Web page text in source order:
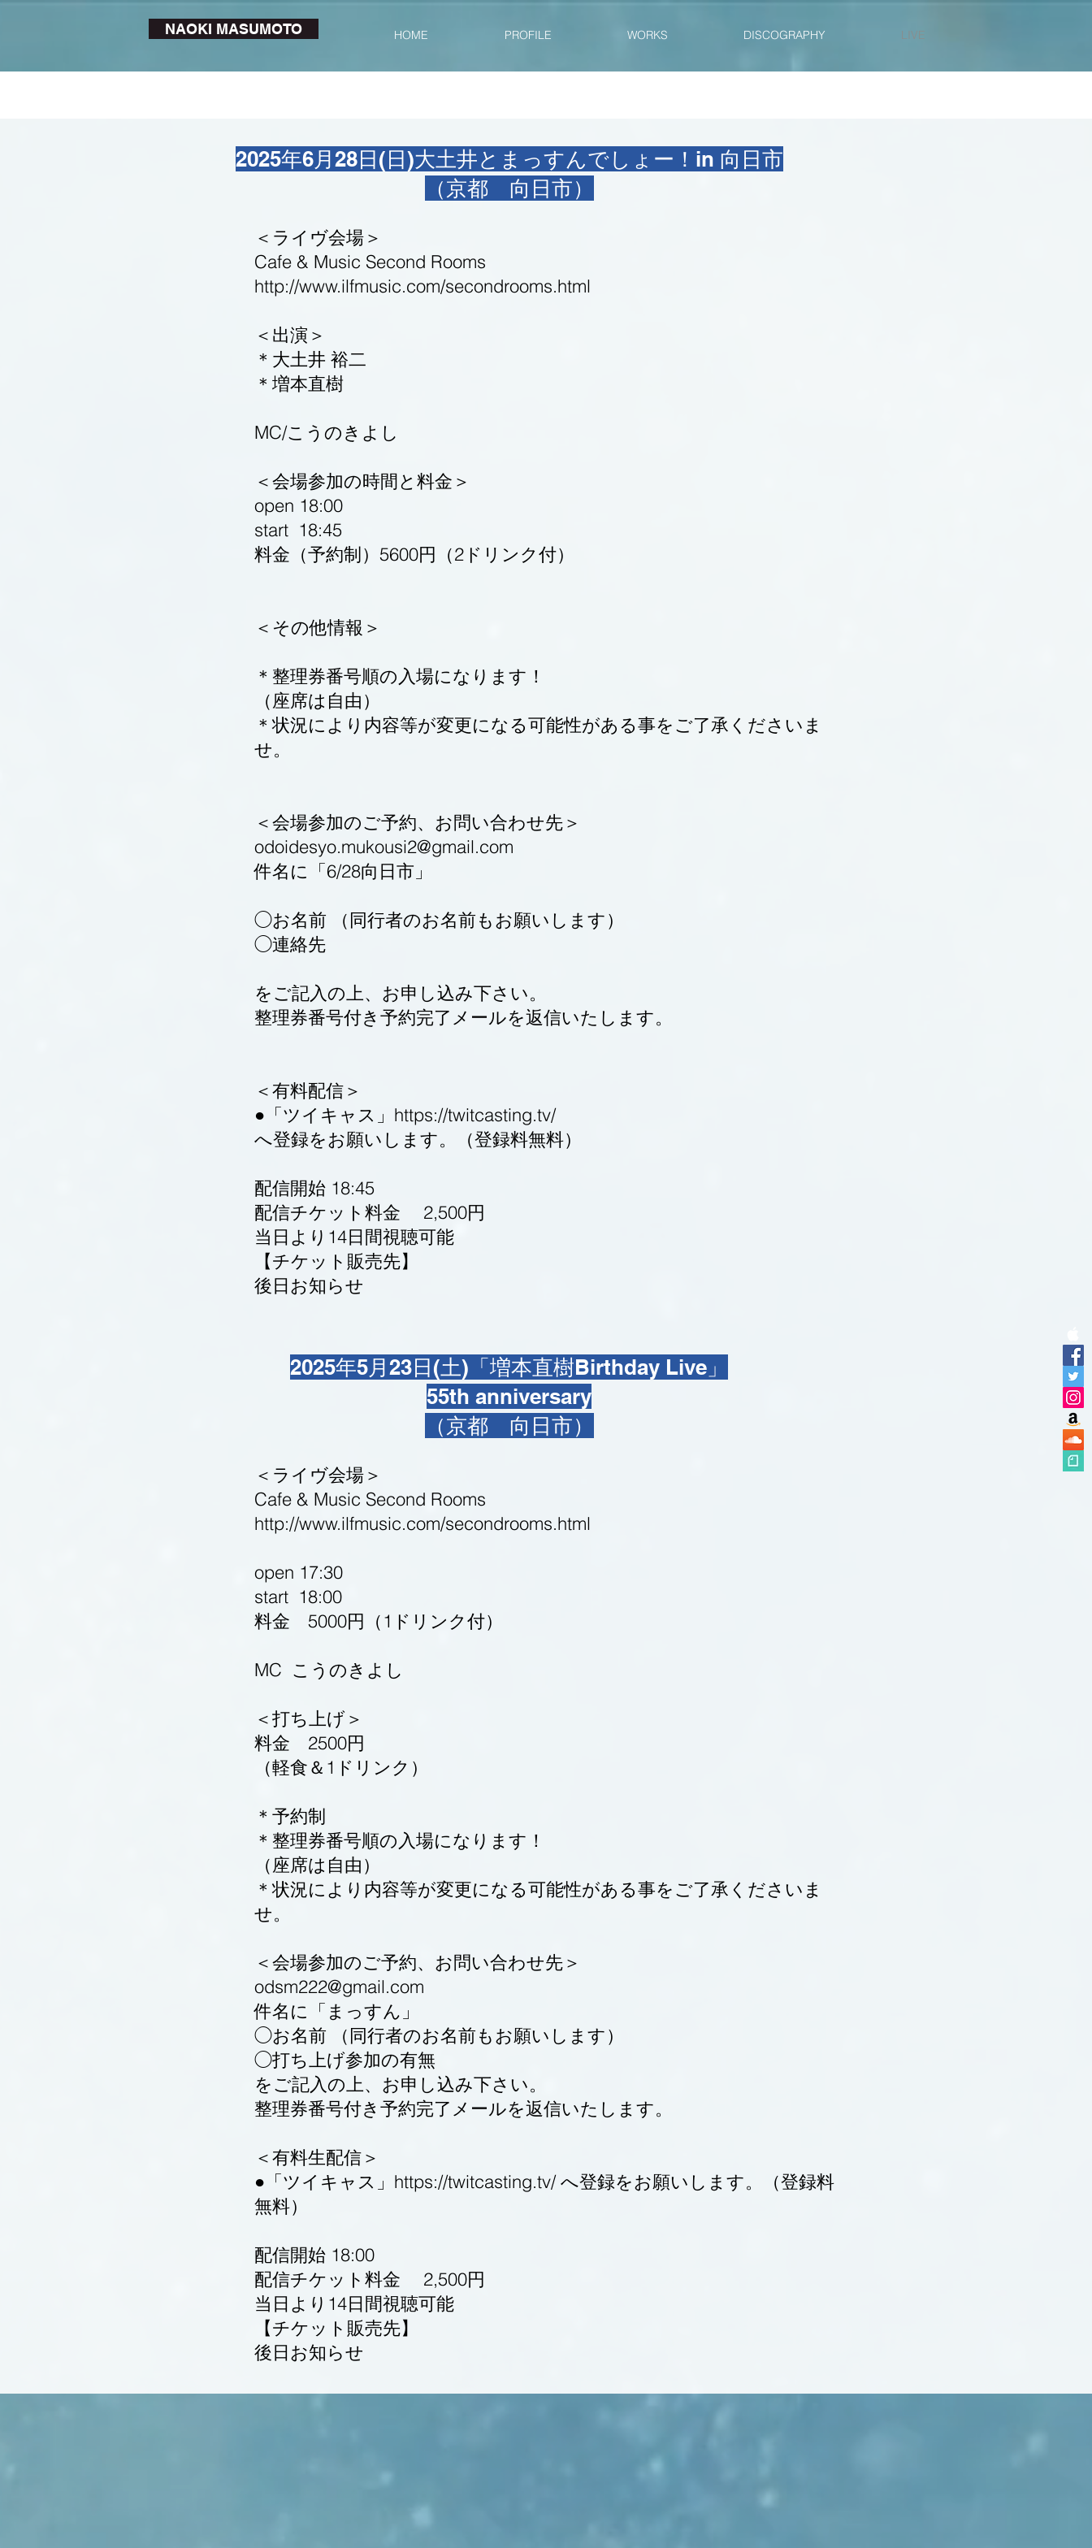
NAOKI MASUMOTO HOME PROFILE WORKS DISCOGRAPHY LIVE
2025年6月28日(日)大土井とまっすんでしょー！in 向日市
（京都 向日市）
＜ライヴ会場＞
Cafe & Music Second Rooms
http://www.ilfmusic.com/secondrooms.html
＜出演＞
＊大土井 裕二
＊増本直樹
MC/こうのきよし
＜会場参加の時間と料金＞
open 18:00
start 18:45
料金（予約制）5600円（2ドリンク付）
＜その他情報＞
＊整理券番号順の入場になります！
（座席は自由）
＊状況により内容等が変更になる可能性がある事をご了承くださいま
せ。
＜会場参加のご予約、お問い合わせ先＞
odoidesyo.mukousi2@gmail.com
件名に「6/28向日市」
◯お名前 （同行者のお名前もお願いします）
◯連絡先
をご記入の上、お申し込み下さい。
整理券番号付き予約完了メールを返信いたします。
＜有料配信＞
●「ツイキャス」https://twitcasting.tv/
へ登録をお願いします。（登録料無料）
配信開始 18:45
配信チケット料金 2,500円
当日より14日間視聴可能
【チケット販売先】
後日お知らせ
2025年5月23日(土)「増本直樹Birthday Live」
55th anniversary
（京都 向日市）
＜ライヴ会場＞
Cafe & Music Second Rooms
http://www.ilfmusic.com/secondrooms.html
open 17:30
start 18:00
料金 5000円（1ドリンク付）
MC こうのきよし
＜打ち上げ＞
料金 2500円
（軽食＆1ドリンク）
＊予約制
＊整理券番号順の入場になります！
（座席は自由）
＊状況により内容等が変更になる可能性がある事をご了承くださいま
せ。
＜会場参加のご予約、お問い合わせ先＞
odsm222@gmail.com
件名に「まっすん」
◯お名前 （同行者のお名前もお願いします）
◯打ち上げ参加の有無
をご記入の上、お申し込み下さい。
整理券番号付き予約完了メールを返信いたします。
＜有料生配信＞
●「ツイキャス」https://twitcasting.tv/ へ登録をお願いします。（登録料
無料）
配信開始 18:00
配信チケット料金 2,500円
当日より14日間視聴可能
【チケット販売先】
後日お知らせ